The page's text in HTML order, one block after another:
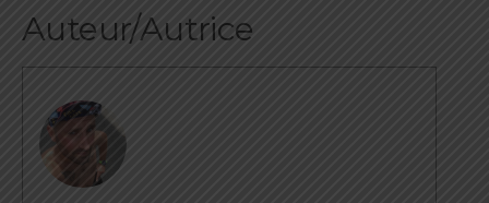
Auteur/Autrice